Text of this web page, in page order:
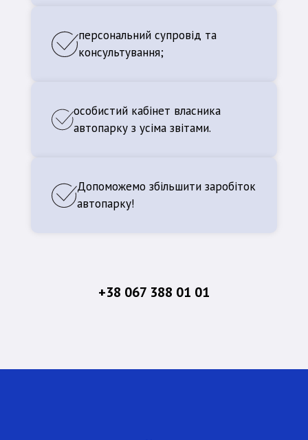
персональний супровід та
консультування;
особистий кабінет власника
автопарку з усіма звітами.
Допоможемо збільшити заробіток
автопарку!
+38 067 388 01 01